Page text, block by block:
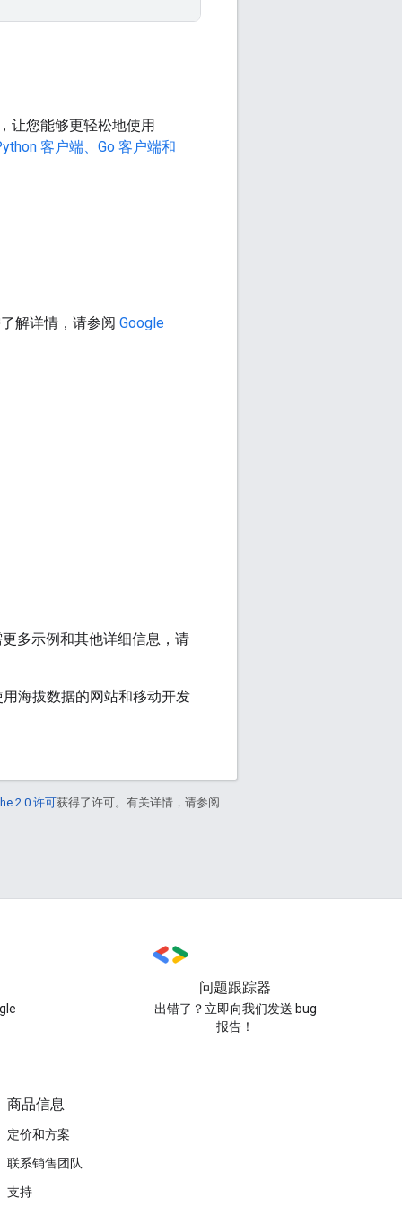
让您能够更轻松地使用
客户端、Go 客户端和
解详情，请参阅 Google
多示例和其他详细信息，请
海拔数据的网站和移动开发
2.0 许可获得了许可。有关详情，请参阅
问题跟踪器
出错了？立即向我们发送 bug
报告！
商品信息
定价和方案
联系销售团队
支持